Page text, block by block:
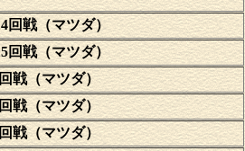
回戦（マツダ）
回戦（マツダ）
戦（マツダ）
戦（マツダ）
戦（マツダ）